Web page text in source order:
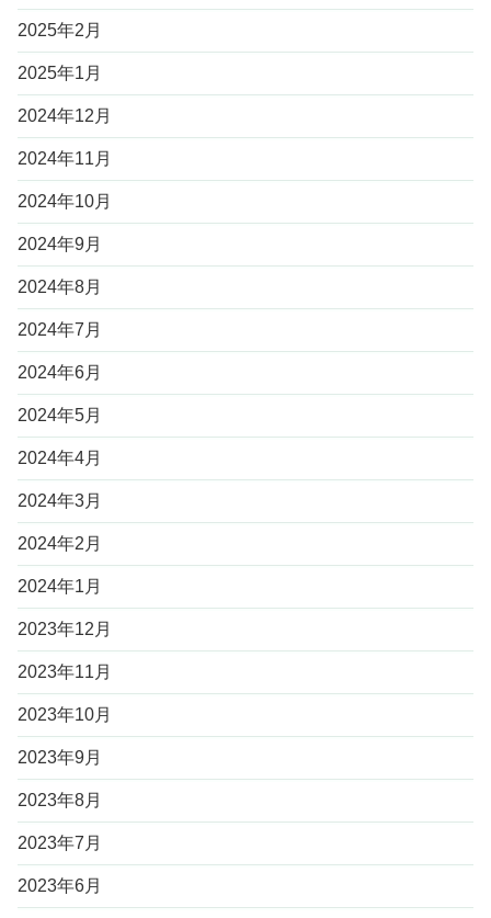
2025年2月
2025年1月
2024年12月
2024年11月
2024年10月
2024年9月
2024年8月
2024年7月
2024年6月
2024年5月
2024年4月
2024年3月
2024年2月
2024年1月
2023年12月
2023年11月
2023年10月
2023年9月
2023年8月
2023年7月
2023年6月